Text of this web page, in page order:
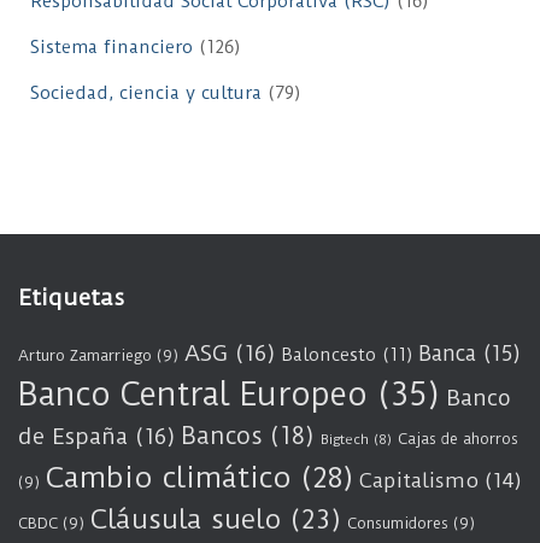
Sistema financiero (126)
Sociedad, ciencia y cultura (79)
Etiquetas
Arturo Zamarriego (9) ASG (16) Baloncesto (11) Banca (15)
Banco Central Europeo (35) Banco
de España (16) Bancos (18) Bigtech (8) Cajas de ahorros
(9) Cambio climático (28) Capitalismo (14)
CBDC (9) Cláusula suelo (23) Consumidores (9)